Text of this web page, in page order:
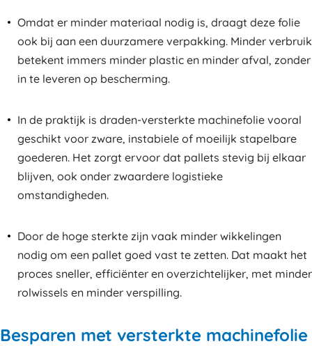
Omdat er minder materiaal nodig is, draagt deze folie
ook bij aan een duurzamere verpakking. Minder verbruik
betekent immers minder plastic en minder afval, zonder
in te leveren op bescherming.
In de praktijk is draden-versterkte machinefolie vooral
geschikt voor zware, instabiele of moeilijk stapelbare
goederen. Het zorgt ervoor dat pallets stevig bij elkaar
blijven, ook onder zwaardere logistieke
omstandigheden.
Door de hoge sterkte zijn vaak minder wikkelingen
nodig om een pallet goed vast te zetten. Dat maakt het
proces sneller, efficiënter en overzichtelijker, met minder
rolwissels en minder verspilling.
Besparen met versterkte machinefolie